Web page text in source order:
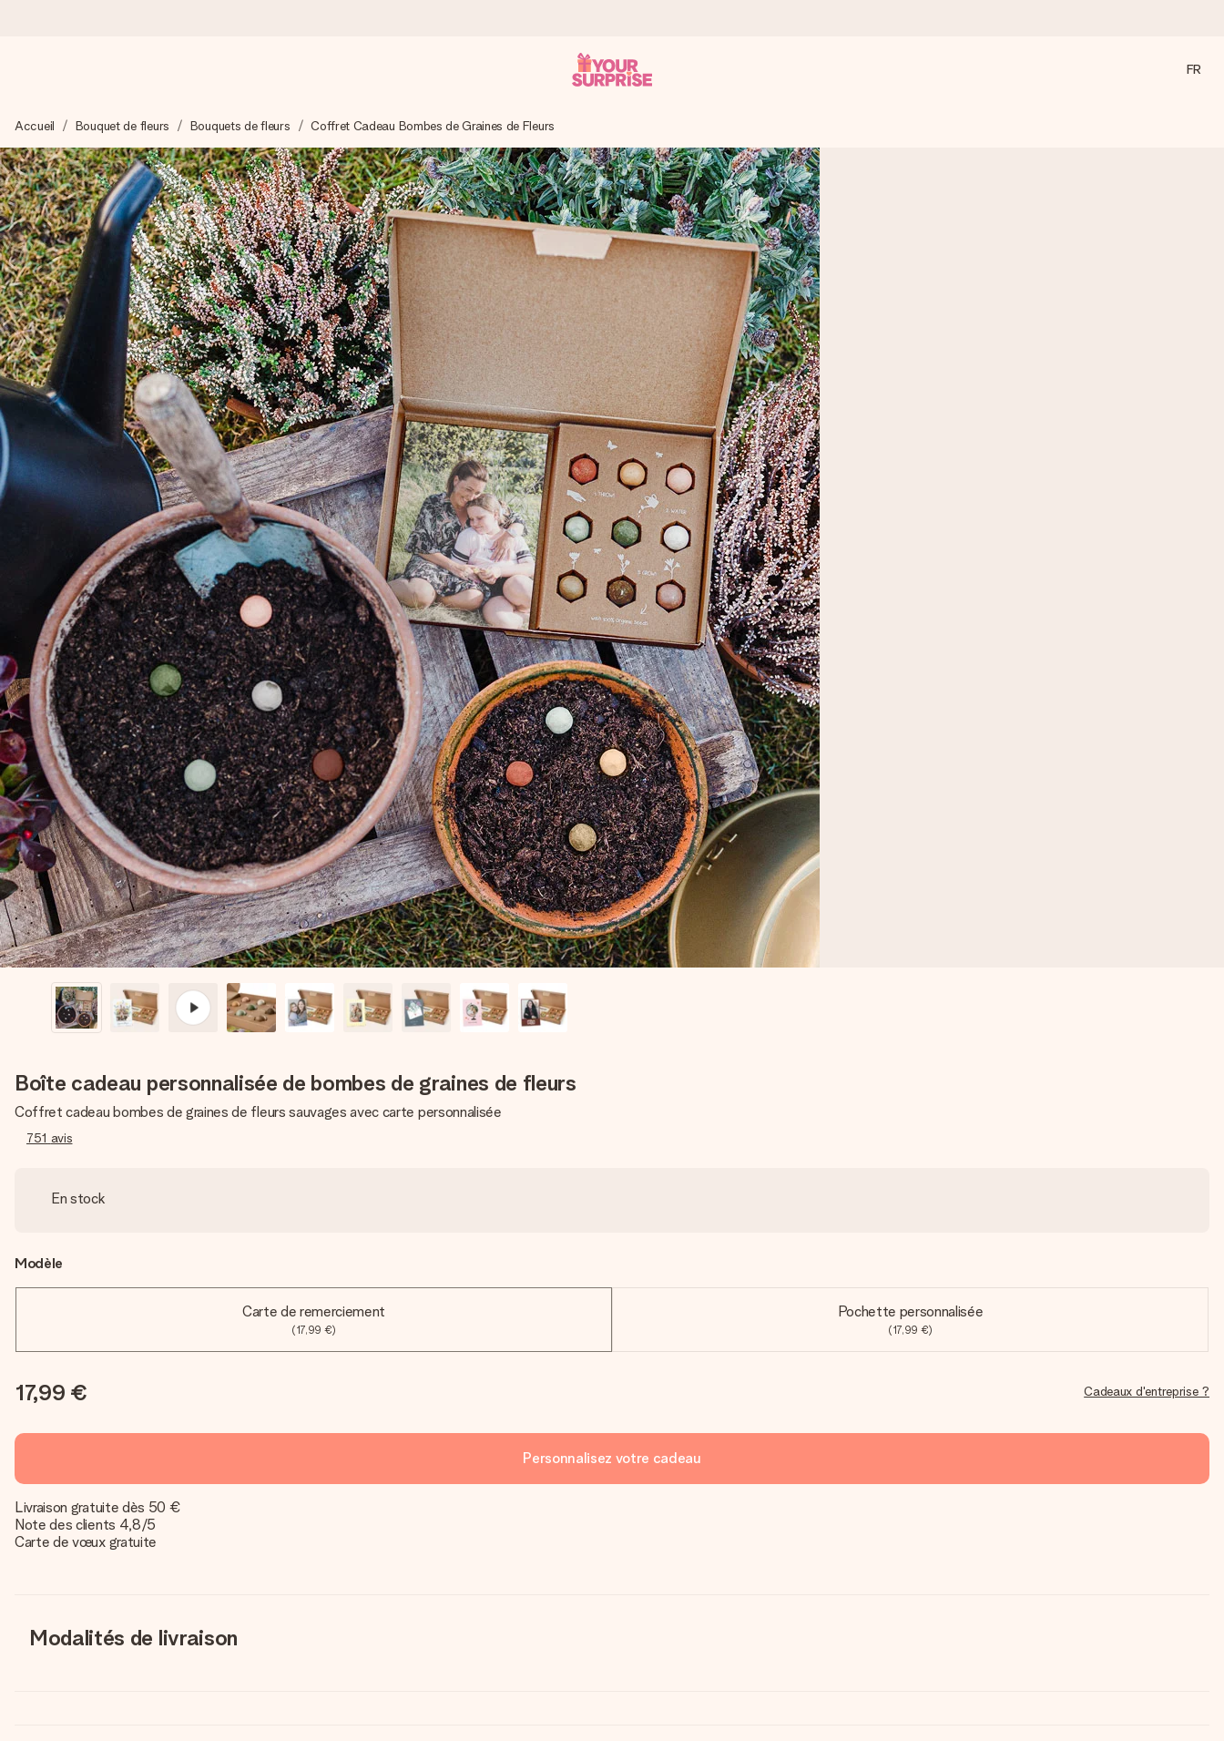
Nous préparons votre cadeau avec attention et l’envoyons en un éclair – pour que vous puissiez l’offrir au bon moment, quand cela compte le plus.
4,8 (sur la base de +15 000 avis)
Nos cadeaux sont appréciés. Les clients nous attribuent une note de 4,8 sur Google Reviews (total de tous les pays où nous sommes présents).
Carte de vœux gratuite
Créez quelque chose d’unique en quelques étapes – avec son prénom, votre photo ou un message qui touche le cœur. Sans complications, juste tout l’amour pour le moment idéal.
FR
Accueil Bouquet de fleurs Bouquets de fleurs Coffret Cadeau Bombes de Graines de Fleurs
Boîte cadeau personnalisée de bombes de graines de fleurs
Coffret cadeau bombes de graines de fleurs sauvages avec carte personnalisée
751 avis
En stock
Modèle
Carte de remerciement
(17,99 €)
Pochette personnalisée
(17,99 €)
17,99 € Cadeaux d'entreprise ?
Personnalisez votre cadeau
Livraison gratuite dès 50 €
Note des clients 4,8/5
Carte de vœux gratuite
Modalités de livraison